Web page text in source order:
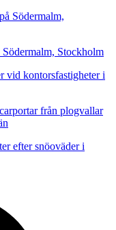
Södermalm,
Stockholm
vid kontorsfastigheter i
från plogvallar
efter snöoväder i